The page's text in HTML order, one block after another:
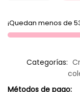
¡Quedan menos de
Categorías:
Métodos de pago: